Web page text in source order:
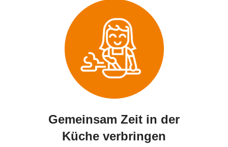
Gemeinsam Zeit in der
Küche verbringen